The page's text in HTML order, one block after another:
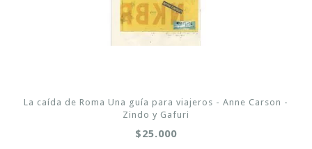
La caída de Roma Una guía para viajeros - Anne Carson -
Zindo y Gafuri
$25.000